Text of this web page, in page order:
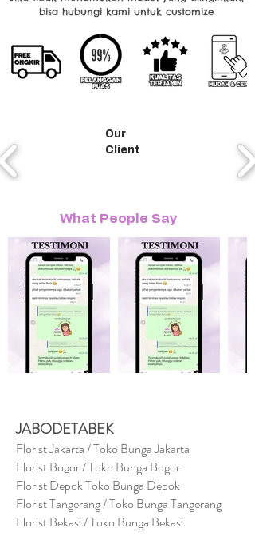
bisa hubungi kami untuk customize
Our
Client
What People Say
JABODETABEK
Florist Jakarta / Toko Bunga Jakarta
Florist Bogor / Toko Bunga Bogor
Florist Depok Toko Bunga Depok
Florist Tangerang / Toko Bunga Tangerang
Florist Bekasi / Toko Bunga Bekasi